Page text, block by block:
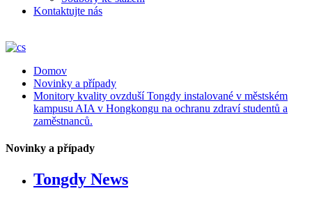
Kontaktujte nás
Domov
Novinky a případy
Monitory kvality ovzduší Tongdy instalované v městském
kampusu AIA v Hongkongu na ochranu zdraví studentů a
zaměstnanců.
Novinky a případy
Tongdy News